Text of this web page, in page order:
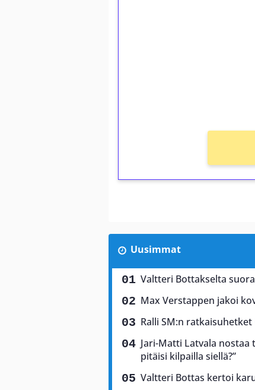
Uusimmat
Valtteri Bottakselta
Max Verstappen jakoi
Ralli SM:n
Jari-Matti Latvala
pitäisi kilpailla siellä?”
Valtteri Bottas kertoi